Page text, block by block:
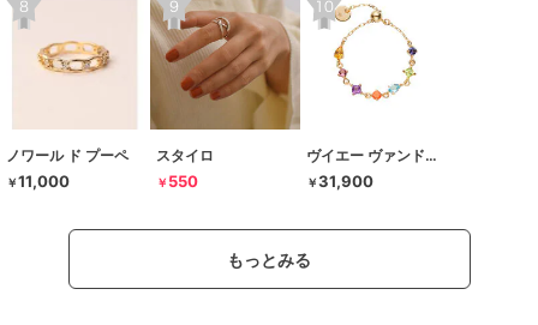
ノワール ド プーペ
￥11,000
スタイロ
￥ 550
ヴイエー ヴァンドーム青山
￥31,900
もっとみる